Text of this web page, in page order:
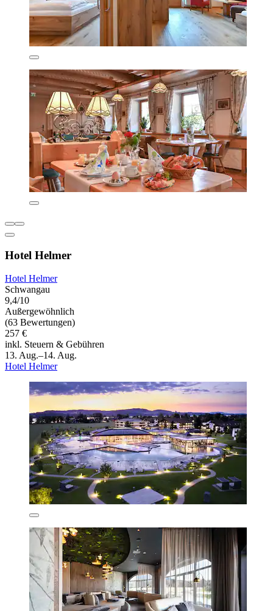
Hotel Helmer
Hotel Helmer
Schwangau
9,4/10
Außergewöhnlich
(63 Bewertungen)
257 €
inkl. Steuern & Gebühren
13. Aug.–14. Aug.
Hotel Helmer